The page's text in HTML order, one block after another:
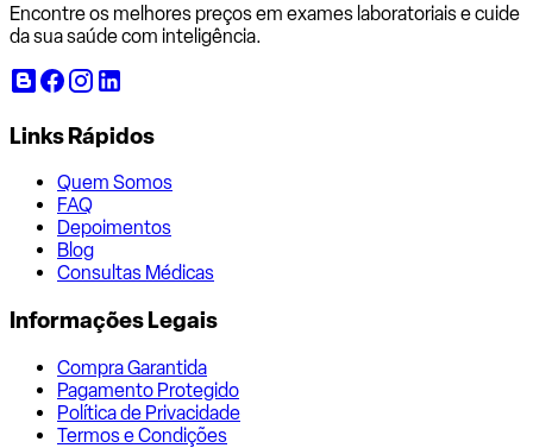
Encontre os melhores preços em exames laboratoriais e cuide
da sua saúde com inteligência.
Links Rápidos
Quem Somos
FAQ
Depoimentos
Blog
Consultas Médicas
Informações Legais
Compra Garantida
Pagamento Protegido
Política de Privacidade
Termos e Condições